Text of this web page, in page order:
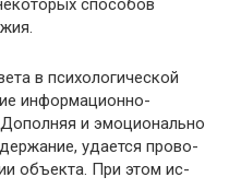
способов
в психологичес­кой
информационно-
и эмоционально
удается прово­
объекта. При этом ис­